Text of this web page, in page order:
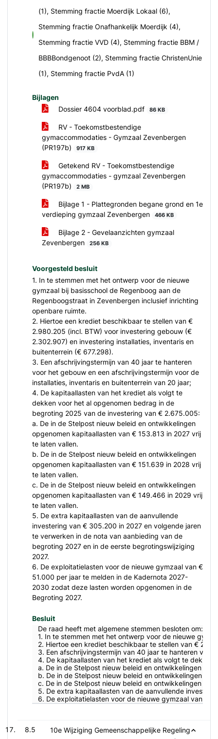
voor
(1), Stemming fractie Moerdijk Lokaal (6),
Stemming fractie Onafhankelijk Moerdijk (4),
Stemming fractie VVD (4), Stemming fractie BBM /
BBBBondgenoot (2), Stemming fractie ChristenUnie
(1), Stemming fractie PvdA (1)
Bijlagen
Dossier 4604 voorblad.pdf
86 KB
RV - Toekomstbestendige
gymaccommodaties - Gymzaal Zevenbergen
(PR197b)
917 KB
Getekend RV - Toekomstbestendige
gymaccommodaties - gymzaal Zevenbergen
(PR197b)
2 MB
Bijlage 1 - Plattegronden begane grond en 1e
verdieping gymzaal Zevenbergen
466 KB
Bijlage 2 - Gevelaanzichten gymzaal
Zevenbergen
256 KB
Voorgesteld besluit
1. In te stemmen met het ontwerp voor de nieuwe
gymzaal bij basisschool de Regenboog aan de
Regenboogstraat in Zevenbergen inclusief inrichting
openbare ruimte.
2. Hiertoe een krediet beschikbaar te stellen van €
2.980.205 (incl. BTW) voor investering gebouw (€
2.302.907) en investering installaties, inventaris en
buitenterrein (€ 677.298).
3. Een afschrijvingstermijn van 40 jaar te hanteren
voor het gebouw en een afschrijvingstermijn voor de
installaties, inventaris en buitenterrein van 20 jaar;
4. De kapitaallasten van het krediet als volgt te
dekken voor het al opgenomen bedrag in de
begroting 2025 van de investering van € 2.675.005:
a. De in de Stelpost nieuw beleid en ontwikkelingen
opgenomen kapitaallasten van € 153.813 in 2027 vrij
te laten vallen.
b. De in de Stelpost nieuw beleid en ontwikkelingen
opgenomen kapitaallasten van € 151.639 in 2028 vrij
te laten vallen.
c. De in de Stelpost nieuw beleid en ontwikkelingen
opgenomen kapitaallasten van € 149.466 in 2029 vrij
te laten vallen.
5. De extra kapitaallasten van de aanvullende
investering van € 305.200 in 2027 en volgende jaren
te verwerken in de nota van aanbieding van de
begroting 2027 en in de eerste begrotingswijziging
2027.
6. De exploitatielasten voor de nieuwe gymzaal van €
51.000 per jaar te melden in de Kadernota 2027-
2030 zodat deze lasten worden opgenomen in de
Begroting 2027.
Besluit
De raad heeft met algemene stemmen besloten om:
1. In te stemmen met het ontwerp voor de nieuwe
2. Hiertoe een krediet beschikbaar te stellen van €
3. Een afschrijvingstermijn van 40 jaar te hanteren
4. De kapitaallasten van het krediet als volgt te
a. De in de Stelpost nieuw beleid en ontwikkelingen
b. De in de Stelpost nieuw beleid en ontwikkelingen
c. De in de Stelpost nieuw beleid en ontwikkelingen
5. De extra kapitaallasten van de aanvullende
6. De exploitatielasten voor de nieuwe gymzaal van €
8.5
10e Wijziging Gemeenschappelijke Regeling